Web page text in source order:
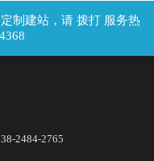
拨打 服务热
2484-2765